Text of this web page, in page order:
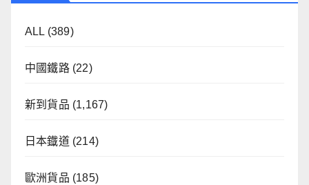
ALL (389)
中國鐵路(22)
新到貨品 (1,167)
日本鐡道(214)
歐洲貨品 (185)